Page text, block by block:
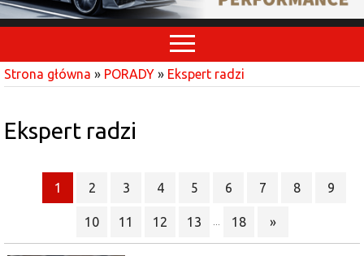
Strona główna » PORADY » Ekspert radzi
Ekspert radzi
1 2 3 4 5 6 7 8 9
10 11 12 13 18 »